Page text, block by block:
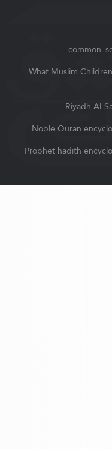
What
Noble
Prophet